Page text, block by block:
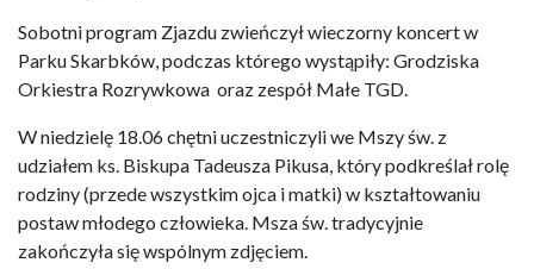
Sobotni program Zjazdu zwieńczył wieczorny koncert w
Parku Skarbków, podczas którego wystąpiły: Grodziska
Orkiestra Rozrywkowa oraz zespół Małe TGD.
W niedzielę 18.06 chętni uczestniczyli we Mszy św. z
udziałem ks. Biskupa Tadeusza Pikusa, który podkreślał rolę
rodziny (przede wszystkim ojca i matki) w kształtowaniu
postaw młodego człowieka. Msza św. tradycyjnie
zakończyła się wspólnym zdjęciem.